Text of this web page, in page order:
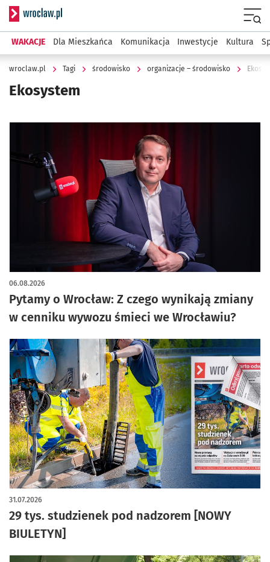
Serwis informacyjny wroclaw.pl
WAKACJE Dla Mieszkańca Komunikacja Inwestycje Kultura
wroclaw.pl Tagi środowisko organizacje – środowisko
Ekosystem
Pytamy o Wrocław: Z czego wynikają zmiany
w cenniku wywozu śmieci we Wrocławiu?
06.08.2026
29 tys. studzienek pod nadzorem [NOWY
BIULETYN]
31.07.2026